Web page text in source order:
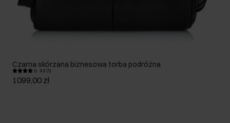
Czarna skórzana biznesowa torba podróżna
4.0 (1)
1099,00 zł